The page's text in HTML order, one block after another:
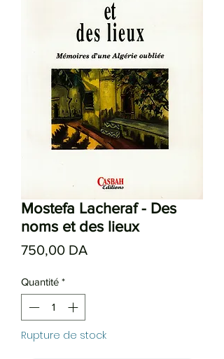
Mostefa Lacheraf - Des
noms et des lieux
750,00 DA
Quantité *
Rupture de stock